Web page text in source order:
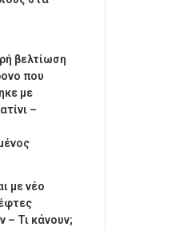
βελτίωση
που
με
–
με νέο
– Τι κάνουν;